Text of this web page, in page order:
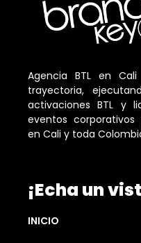
Agencia BTL en
trayectoria,
activaciones BTL y
eventos corporativos
en Cali y toda
¡Echa un
INICIO